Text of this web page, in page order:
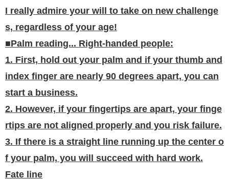
I really admire your will to take on new challenge
s, regardless of your age!
■Palm reading... Right-handed people:
1. First, hold out your palm and if your thumb and
index finger are nearly 90 degrees apart, you can
start a business.
2. However, if your fingertips are apart, your finge
rtips are not aligned properly and you risk failure.
3. If there is a straight line running up the center o
f your palm, you will succeed with hard work.
Fate line